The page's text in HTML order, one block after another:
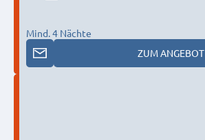
Mind. 4 Nächte
ZUM ANGEBOT